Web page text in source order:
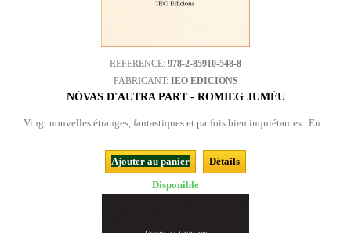
REFERENCE: 978-2-85910-548-8
FABRICANT: IEO EDICIONS
NÒVAS D'AUTRA PART - ROMIEG JUMÈU
Vingt nouvelles étranges, fantastiques et parfois bien inquiétantes...En...
Ajouter au panier
Détails
Disponible